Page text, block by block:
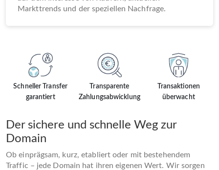
Schneller Transfer
garantiert
Transparente
Zahlungsabwicklung
Transaktionen
überwacht
Der sichere und schnelle Weg zur
Domain
Ob einprägsam, kurz, etabliert oder mit bestehendem
Traffic – jede Domain hat ihren eigenen Wert. Wir sorgen
Markttrends und der speziellen Nachfrage.